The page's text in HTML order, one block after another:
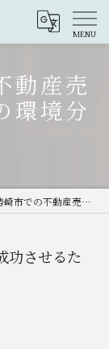
動産売
環境分
売却を成功させるための環境分析と戦略
功させるた